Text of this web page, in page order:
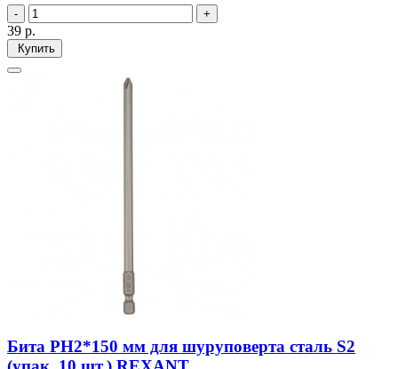
39 р.
Купить
Бита PH2*150 мм для шуруповерта сталь S2